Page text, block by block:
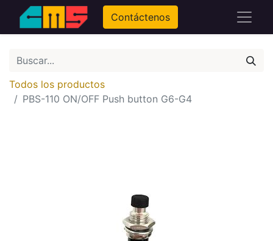
Contáctenos
Todos los productos
PBS-110 ON/OFF Push button G6-G4